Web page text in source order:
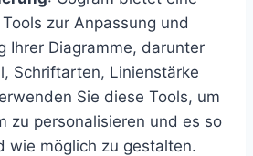
zur Anpassung und
Ihrer Diagramme, darunter
Schriftarten, Linienstärke
Sie diese Tools, um
zu personalisieren und es so
wie möglich zu gestalten.